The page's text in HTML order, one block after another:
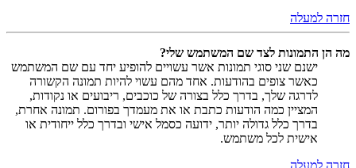
חזרה למעלה
מה הן התמונות לצד שם המשתמש שלי?
ישנם שני סוגי תמונות אשר עשויים להופיע יחד עם שם המשתמש
כאשר צופים בהודעות. אחד מהם עשוי להיות תמונה הקשורה
לדרגה שלך, בדרך כלל בצורה של כוכבים, ריבועים או נקודות,
המציין כמה הודעות כתבת או את מעמדך בפורום. תמונה אחרת,
בדרך כלל גדולה יותר, ידועה כסמל אישי ובדרך כלל ייחודית או
אישית לכל משתמש.